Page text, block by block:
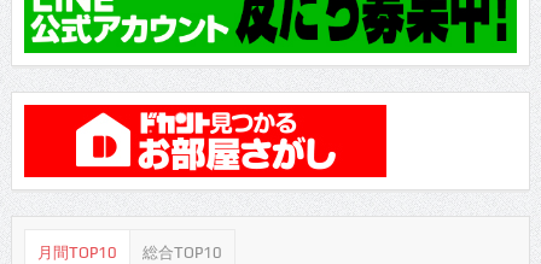
月間TOP10 総合TOP10